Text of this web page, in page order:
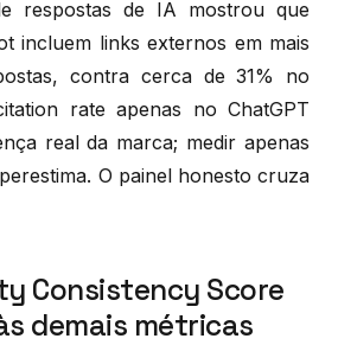
respostas de IA mostrou que
incluem links externos em mais
contra cerca de 31% no
rate apenas no ChatGPT
real da marca; medir apenas
O painel honesto cruza
Consistency Score
demais métricas